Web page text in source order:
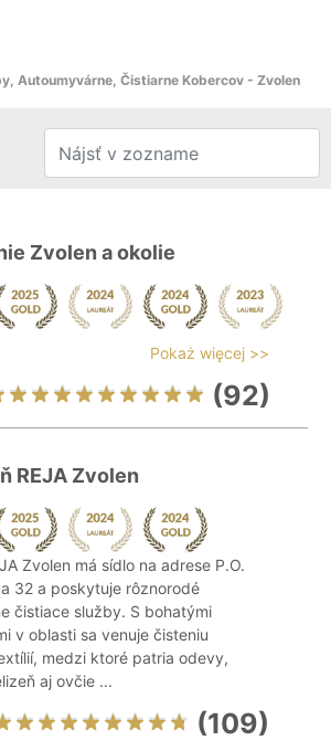
Autoumyvárne, Čistiarne Kobercov - Zvolen
Zvolen a okolie
Pokaż więcej >>
(92)
REJA Zvolen
Zvolen má sídlo na adrese P.O.
32 a poskytuje rôznorodé
čistiace služby. S bohatými
v oblasti sa venuje čisteniu
medzi ktoré patria odevy,
aj ovčie ...
(109)